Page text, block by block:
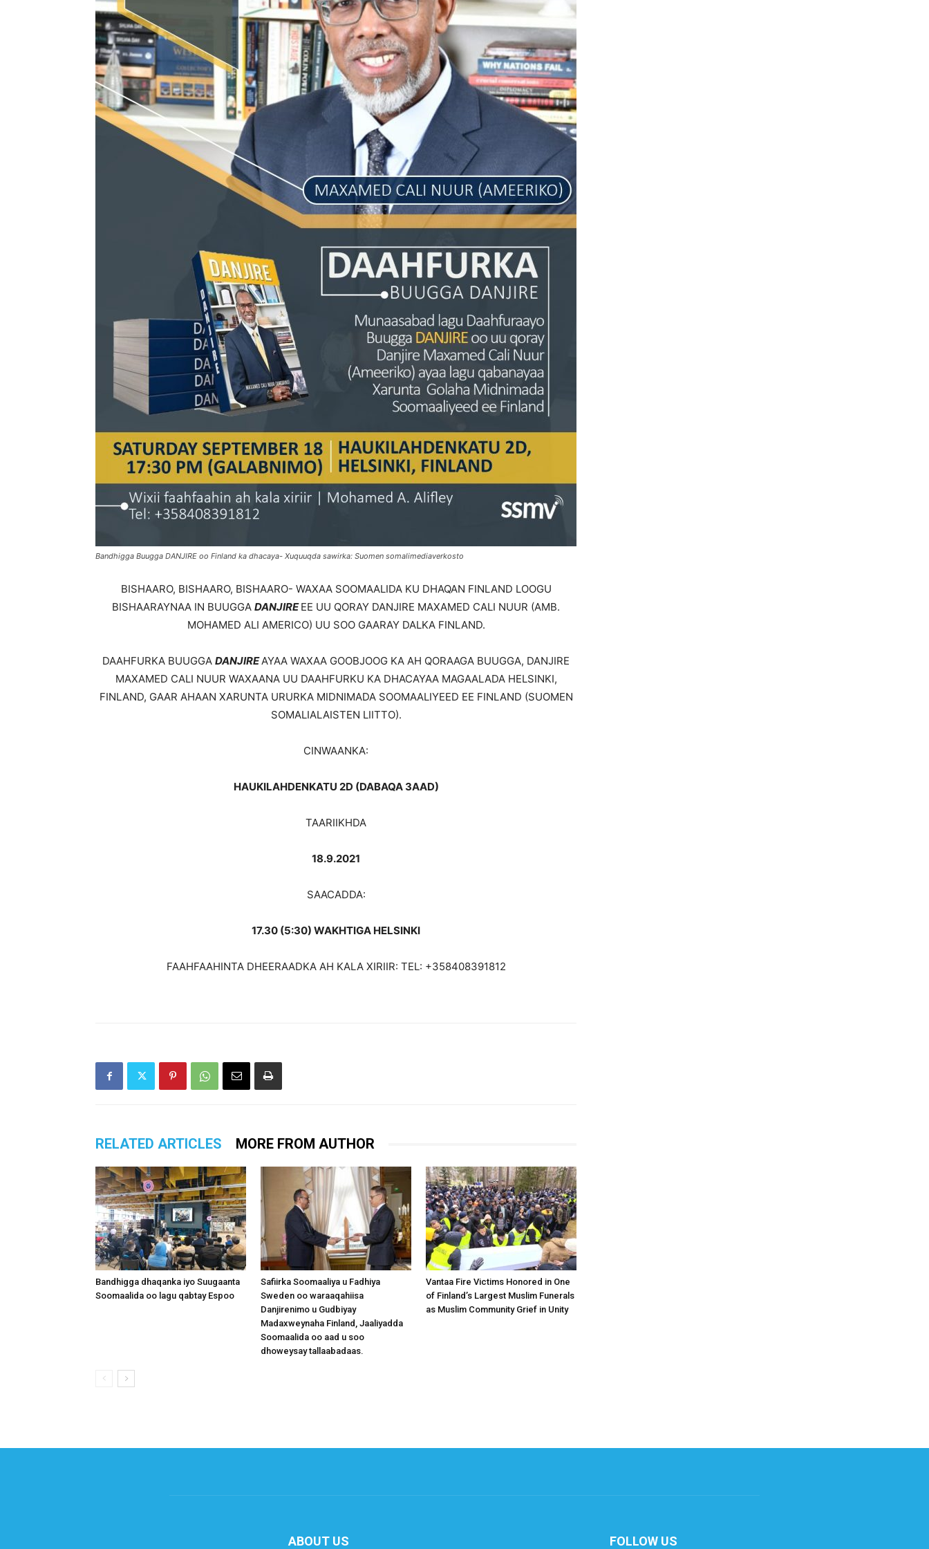
Bandhigga Buugga DANJIRE oo Finland ka dhacaya- Xuquuqda sawirka: Suomen somalimediaverkosto
BISHAARO, BISHAARO, BISHAARO- WAXAA SOOMAALIDA KU DHAQAN FINLAND LOOGU
BISHAARAYNAA IN BUUGGA DANJIREEE UU QORAY DANJIRE MAXAMED CALI NUUR (AMB.
MOHAMED ALI AMERICO) UU SOO GAARAY DALKA FINLAND.
DAAHFURKA BUUGGA DANJIREAYAA WAXAA GOOBJOOG KA AH QORAAGA BUUGGA, DANJIRE
MAXAMED CALI NUUR WAXAANA UU DAAHFURKU KA DHACAYAA MAGAALADA HELSINKI,
FINLAND, GAAR AHAAN XARUNTA URURKA MIDNIMADA SOOMAALIYEED EE FINLAND (SUOMEN
SOMALIALAISTEN LIITTO).
CINWAANKA:
HAUKILAHDENKATU 2D (DABAQA 3AAD)
TAARIIKHDA
18.9.2021
SAACADDA:
17.30 (5:30) WAKHTIGA HELSINKI
FAAHFAAHINTA DHEERAADKA AH KALA XIRIIR: TEL: +358408391812
RELATED ARTICLES MORE FROM AUTHOR
Bandhigga dhaqanka iyo Suugaanta
Soomaalida oo lagu qabtay Espoo
Safiirka Soomaaliya u Fadhiya
Sweden oo waraaqahiisa
Danjirenimo u Gudbiyay
Madaxweynaha Finland, Jaaliyadda
Soomaalida oo aad u soo
dhoweysay tallaabadaas.
Vantaa Fire Victims Honored in One
of Finland’s Largest Muslim Funerals
as Muslim Community Grief in Unity
ABOUT US FOLLOW US